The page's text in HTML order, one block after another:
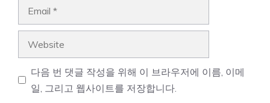
다음 번 댓글 작성을 위해 이 브라우저에 이름, 이메
일, 그리고 웹사이트를 저장합니다.